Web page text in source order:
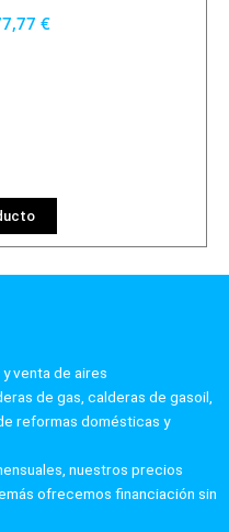
€
venta de aires
de gas, calderas de gasoil,
reformas domésticas y
nuestros precios
ofrecemos financiación sin